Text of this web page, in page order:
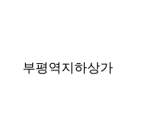
부평역지하상가